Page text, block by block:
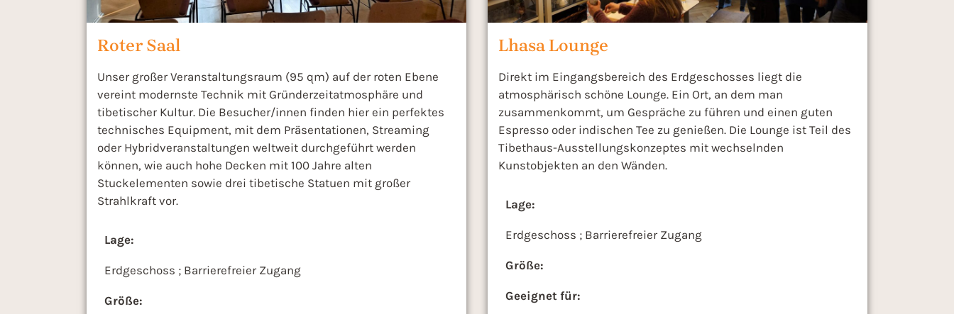
Roter Saal
Unser großer Veranstaltungsraum (95 qm) auf der roten Ebene
vereint modernste Technik mit Gründerzeitatmosphäre und
tibetischer Kultur. Die Besucher/innen finden hier ein perfektes
technisches Equipment, mit dem Präsentationen, Streaming
oder Hybridveranstaltungen weltweit durchgeführt werden
können, wie auch hohe Decken mit 100 Jahre alten
Stuckelementen sowie drei tibetische Statuen mit großer
Strahlkraft vor.
Lage:
Erdgeschoss ; Barrierefreier Zugang
Größe:
Lhasa Lounge
Direkt im Eingangsbereich des Erdgeschosses liegt die
atmosphärisch schöne Lounge. Ein Ort, an dem man
zusammenkommt, um Gespräche zu führen und einen guten
Espresso oder indischen Tee zu genießen. Die Lounge ist Teil des
Tibethaus-Ausstellungskonzeptes mit wechselnden
Kunstobjekten an den Wänden.
Lage:
Erdgeschoss ; Barrierefreier Zugang
Größe:
Geeignet für: